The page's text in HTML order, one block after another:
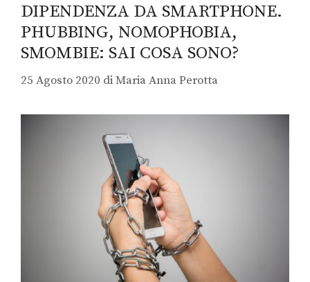
DIPENDENZA DA SMARTPHONE.
PHUBBING, NOMOPHOBIA,
SMOMBIE: SAI COSA SONO?
25 Agosto 2020 diMaria Anna Perotta